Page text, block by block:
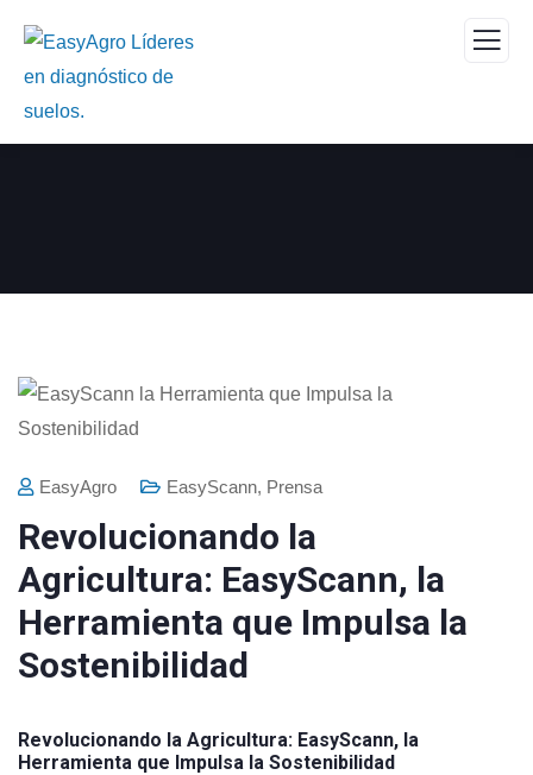
EasyAgro EasyScann, Prensa
Revolucionando la
Agricultura: EasyScann, la
Herramienta que Impulsa la
Sostenibilidad
Revolucionando la Agricultura: EasyScann, la
Herramienta que Impulsa la Sostenibilidad